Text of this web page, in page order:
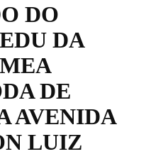
DO
DA
DE
AVENIDA
LUIZ